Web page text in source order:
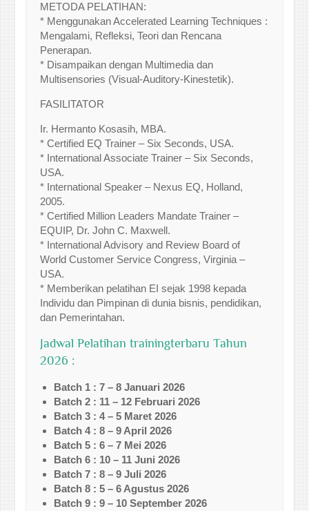
METODA PELATIHAN:
* Menggunakan Accelerated Learning Techniques :
Mengalami, Refleksi, Teori dan Rencana
Penerapan.
* Disampaikan dengan Multimedia dan
Multisensories (Visual-Auditory-Kinestetik).
FASILITATOR
Ir. Hermanto Kosasih, MBA.
* Certified EQ Trainer – Six Seconds, USA.
* International Associate Trainer – Six Seconds,
USA.
* International Speaker – Nexus EQ, Holland,
2005.
* Certified Million Leaders Mandate Trainer –
EQUIP, Dr. John C. Maxwell.
* International Advisory and Review Board of
World Customer Service Congress, Virginia –
USA.
* Memberikan pelatihan EI sejak 1998 kepada
Individu dan Pimpinan di dunia bisnis, pendidikan,
dan Pemerintahan.
Jadwal Pelatihan trainingterbaru Tahun
2026 :
Batch 1 : 7 – 8 Januari 2026
Batch 2 : 11 – 12 Februari 2026
Batch 3 : 4 – 5 Maret 2026
Batch 4 : 8 – 9 April 2026
Batch 5 : 6 – 7 Mei 2026
Batch 6 : 10 – 11 Juni 2026
Batch 7 : 8 – 9 Juli 2026
Batch 8 : 5 – 6 Agustus 2026
Batch 9 : 9 – 10 September 2026